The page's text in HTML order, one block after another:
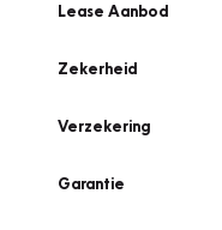
Lease Aanbod
Zekerheid
Verzekering
Garantie